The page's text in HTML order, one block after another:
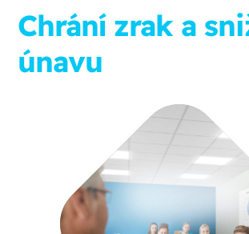
Chrání zrak a
únavu